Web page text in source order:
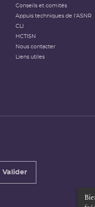
Conseils et comités
Appuis techniques de l'ASNR
CLI
HCTISN
Nous contacter
Liens utiles
Valider